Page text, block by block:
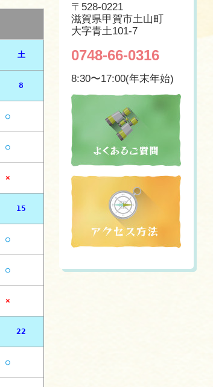
土
8
○
○
×
15
○
○
×
22
○
〒528-0221
滋賀県甲賀市土山町
大字青土101-7
0748-66-0316
8:30〜17:00(年末年始)